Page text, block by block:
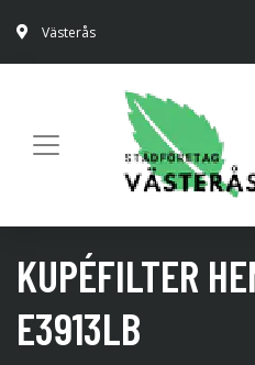
Västerås
KUPÉFILTER
E3913LB